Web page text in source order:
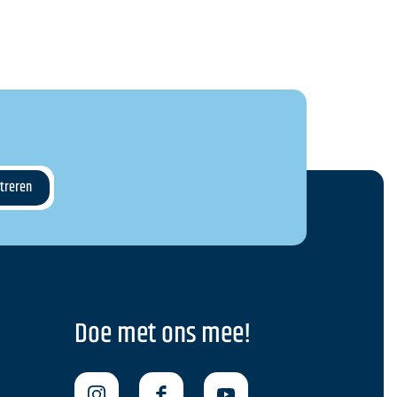
Doe met ons mee!